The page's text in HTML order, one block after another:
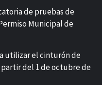
de pruebas de
Municipal de
utilizar el cinturón de
del 1 de octubre de